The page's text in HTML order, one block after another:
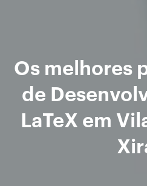
Os melhores
de
LaTeX em